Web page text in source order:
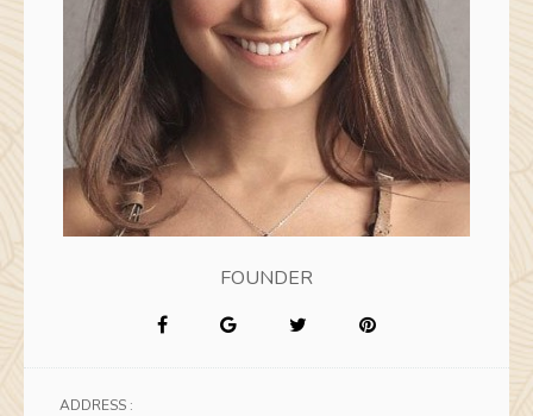
FOUNDER
ADDRESS :